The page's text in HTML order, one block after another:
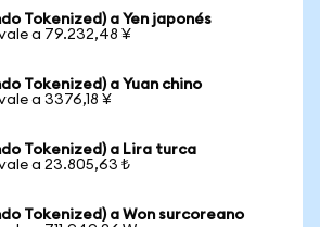
Tokenized) a Yen japonés
a 79.232,48 ¥
Tokenized) a Yuan chino
a 3376,18 ¥
Tokenized) a Lira turca
a 23.805,63 ₺
Tokenized) a Won surcoreano